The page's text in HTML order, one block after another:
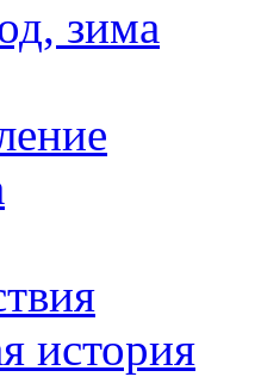
зима
история